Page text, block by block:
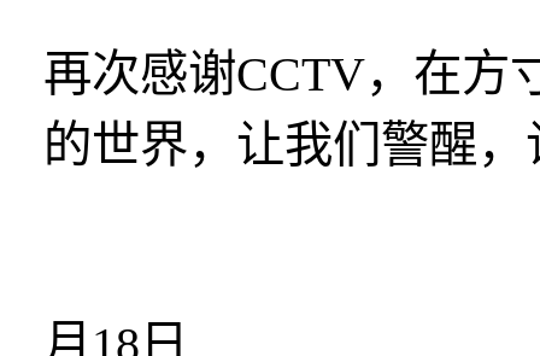
再次感谢CCTV，在方
的世界，让我们警醒
月 18 日